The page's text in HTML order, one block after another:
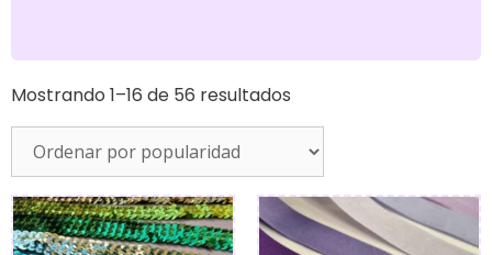
Mostrando 1–16 de 56 resultados